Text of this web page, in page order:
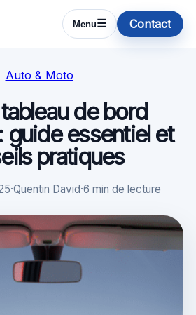
Menu☰ Contact
Auto & Moto
de bord
guide essentiel et
pratiques
·Quentin David·6 min de lecture